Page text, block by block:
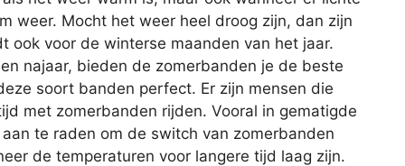
weer. Mocht het weer heel droog zijn, dan zijn
ook voor de winterse maanden van het jaar.
najaar, bieden de zomerbanden je de beste
soort banden perfect. Er zijn mensen die
met zomerbanden rijden. Vooral in gematigde
te raden om de switch van zomerbanden
de temperaturen voor langere tijd laag zijn.